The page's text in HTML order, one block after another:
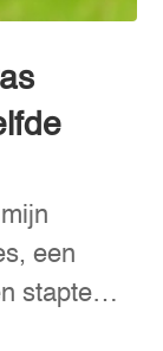
een
stapte…